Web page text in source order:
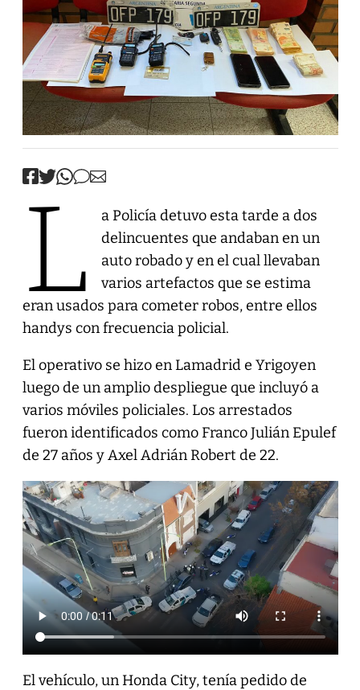
L
a Policía detuvo esta tarde a dos
delincuentes que andaban en un
auto robado y en el cual llevaban
varios artefactos que se estima
eran usados para cometer robos, entre ellos
handys con frecuencia policial.
El operativo se hizo en Lamadrid e Yrigoyen
luego de un amplio despliegue que incluyó a
varios móviles policiales. Los arrestados
fueron identificados como Franco Julián Epulef
de 27 años y Axel Adrián Robert de 22.
El vehículo, un Honda City, tenía pedido de